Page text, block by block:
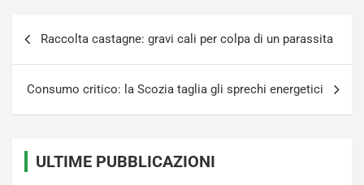
Raccolta castagne: gravi cali per colpa di un parassita
Consumo critico: la Scozia taglia gli sprechi energetici
ULTIME PUBBLICAZIONI